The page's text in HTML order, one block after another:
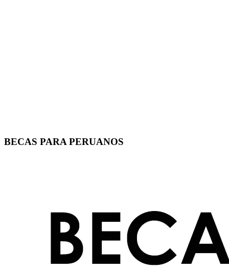
BECAS PARA PERUANOS